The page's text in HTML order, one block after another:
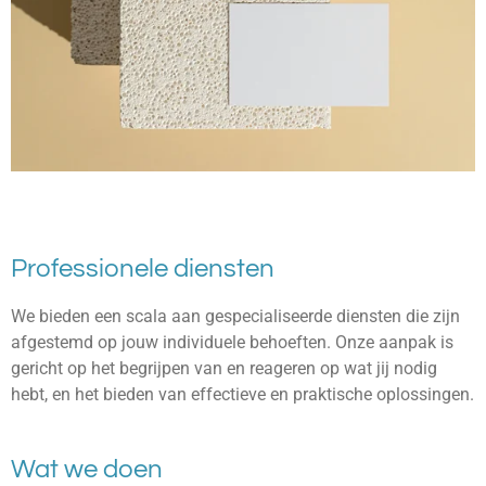
Professionele diensten
We bieden een scala aan gespecialiseerde diensten die zijn
afgestemd op jouw individuele behoeften. Onze aanpak is
gericht op het begrijpen van en reageren op wat jij nodig
hebt, en het bieden van effectieve en praktische oplossingen.
Wat we doen